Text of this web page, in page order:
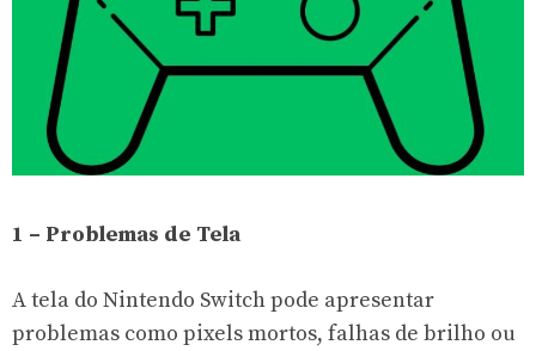
1 – Problemas de Tela
A tela do Nintendo Switch pode apresentar
problemas como pixels mortos, falhas de brilho ou